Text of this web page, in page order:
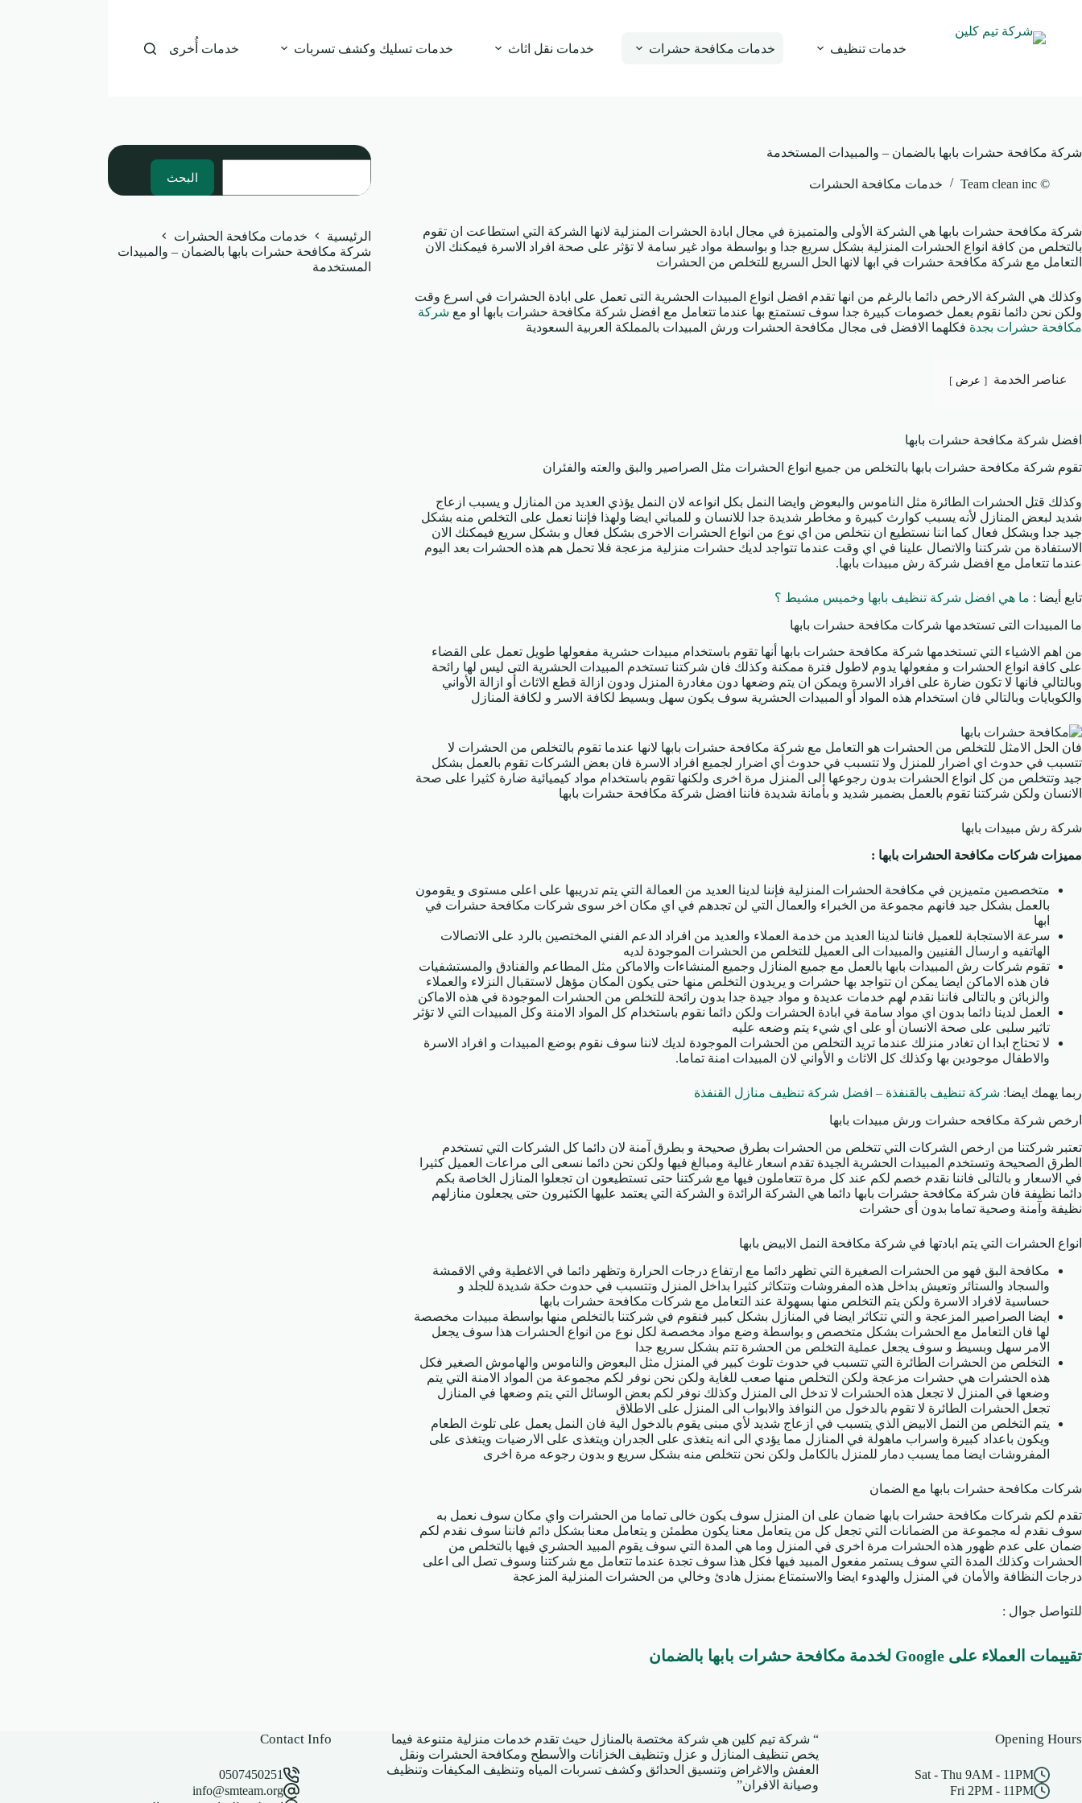
المحتوى
خدمات تنظيف خدمات مكافحة حشرات خدمات نقل اثاث خدمات تسليك وكشف تسربات خدمات أُخرى
شركة مكافحة حشرات بابها بالضمان – والمبيدات المستخدمة
© Team clean inc خدمات مكافحة الحشرات
شركة مكافحة حشرات بابها هي الشركة الأولى والمتميزة في مجال ابادة الحشرات المنزلية لانها الشركة التي استطاعت ان تقوم
بالتخلص من كافة انواع الحشرات المنزلية بشكل سريع جدا و بواسطة مواد غير سامة لا تؤثر على صحة افراد الاسرة فيمكنك الان
التعامل مع شركة مكافحة حشرات في ابها لانها الحل السريع للتخلص من الحشرات
وكذلك هي الشركة الارخص دائما بالرغم من انها تقدم افضل انواع المبيدات الحشرية التى تعمل على ابادة الحشرات في اسرع وقت
ولكن نحن دائما نقوم بعمل خصومات كبيرة جدا سوف تستمتع بها عندما تتعامل مع افضل شركة مكافحة حشرات بابها او مع شركة
مكافحة حشرات بجدة فكلهما الافضل فى مجال مكافحة الحشرات ورش المبيدات بالمملكة العربية السعودية
عناصر الخدمة عرض
افضل شركة مكافحة حشرات بابها
تقوم شركة مكافحة حشرات بابها بالتخلص من جميع انواع الحشرات مثل الصراصير والبق والعته والفئران
وكذلك قتل الحشرات الطائرة مثل الناموس والبعوض وايضا النمل بكل انواعه لان النمل يؤذي العديد من المنازل و يسبب ازعاج
شديد لبعض المنازل لأنه يسبب كوارث كبيرة و مخاطر شديدة جدا للانسان و للمباني ايضا ولهذا فإننا نعمل على التخلص منه بشكل
جيد جدا وبشكل فعال كما اننا نستطيع ان نتخلص من اي نوع من انواع الحشرات الاخرى بشكل فعال و بشكل سريع فيمكنك الان
الاستفادة من شركتنا والاتصال علينا في اي وقت عندما تتواجد لديك حشرات منزلية مزعجة فلا تحمل هم هذه الحشرات بعد اليوم
عندما تتعامل مع افضل شركة رش مبيدات بابها.
تابع أيضا : ما هي افضل شركة تنظيف بابها وخميس مشيط ؟
ما المبيدات التى تستخدمها شركات مكافحة حشرات بابها
من اهم الاشياء التي تستخدمها شركة مكافحة حشرات بابها أنها تقوم باستخدام مبيدات حشرية مفعولها طويل تعمل على القضاء
على كافة انواع الحشرات و مفعولها يدوم لاطول فترة ممكنة وكذلك فان شركتنا تستخدم المبيدات الحشرية التى ليس لها رائحة
وبالتالي فانها لا تكون ضارة على افراد الاسرة ويمكن ان يتم وضعها دون مغادرة المنزل ودون ازالة قطع الاثاث أو ازالة الأواني
والكوبايات وبالتالي فان استخدام هذه المواد أو المبيدات الحشرية سوف يكون سهل وبسيط لكافة الاسر و لكافة المنازل
فان الحل الامثل للتخلص من الحشرات هو التعامل مع شركة مكافحة حشرات بابها لانها عندما تقوم بالتخلص من الحشرات لا
تتسبب في حدوث اي اضرار للمنزل ولا تتسبب في حدوث أي اضرار لجميع افراد الاسرة فان بعض الشركات تقوم بالعمل بشكل
جيد وتتخلص من كل انواع الحشرات بدون رجوعها الى المنزل مرة اخرى ولكنها تقوم باستخدام مواد كيميائية ضارة كثيرا على صحة
الانسان ولكن شركتنا تقوم بالعمل بضمير شديد و بأمانة شديدة فاننا افضل شركة مكافحة حشرات بابها
شركة رش مبيدات بابها
مميزات شركات مكافحة الحشرات بابها :
متخصصين متميزين في مكافحة الحشرات المنزلية فإننا لدينا العديد من العمالة التي يتم تدريبها على اعلى مستوى و يقومون
بالعمل بشكل جيد فانهم مجموعة من الخبراء والعمال التي لن تجدهم في اي مكان اخر سوى شركات مكافحة حشرات في
ابها
سرعة الاستجابة للعميل فاننا لدينا العديد من خدمة العملاء والعديد من افراد الدعم الفني المختصين بالرد على الاتصالات
الهاتفيه و ارسال الفنيين والمبيدات الى العميل للتخلص من الحشرات الموجودة لديه
تقوم شركات رش المبيدات بابها بالعمل مع جميع المنازل وجميع المنشاءات والاماكن مثل المطاعم والفنادق والمستشفيات
فان هذه الاماكن ايضا يمكن ان تتواجد بها حشرات و يريدون التخلص منها حتى يكون المكان مؤهل لاستقبال النزلاء والعملاء
والزبائن و بالتالى فاننا نقدم لهم خدمات عديدة و مواد جيدة جدا بدون رائحة للتخلص من الحشرات الموجودة في هذه الاماكن
العمل لدينا دائما بدون اي مواد سامة في ابادة الحشرات ولكن دائما نقوم باستخدام كل المواد الامنة وكل المبيدات التي لا تؤثر
تاثير سلبى على صحة الانسان أو على اي شيء يتم وضعه عليه
لا تحتاج ابدا ان تغادر منزلك عندما تريد التخلص من الحشرات الموجودة لديك لاننا سوف نقوم بوضع المبيدات و افراد الاسرة
والاطفال موجودين بها وكذلك كل الاثاث و الأواني لان المبيدات امنة تماما.
ربما يهمك ايضا: شركة تنظيف بالقنفذة – افضل شركة تنظيف منازل القنفذة
ارخص شركة مكافحه حشرات ورش مبيدات بابها
تعتبر شركتنا من ارخص الشركات التي تتخلص من الحشرات بطرق صحيحة و بطرق آمنة لان دائما كل الشركات التي تستخدم
الطرق الصحيحة وتستخدم المبيدات الحشرية الجيدة تقدم اسعار غالية ومبالغ فيها ولكن نحن دائما نسعى الى مراعات العميل كثيرا
في الاسعار و بالتالى فاننا نقدم خصم لكم عند كل مرة تتعاملون فيها مع شركتنا حتى تستطيعون ان تجعلوا المنازل الخاصة بكم
دائما نظيفة فان شركة مكافحة حشرات بابها دائما هي الشركة الرائدة و الشركة التي يعتمد عليها الكثيرون حتى يجعلون منازلهم
نظيفة وآمنة وصحية تماما بدون أى حشرات
انواع الحشرات التي يتم ابادتها في شركة مكافحة النمل الابيض بابها
مكافحة البق فهو من الحشرات الصغيرة التي تظهر دائما مع ارتفاع درجات الحرارة وتظهر دائما في الاغطية وفي الاقمشة
والسجاد والستائر وتعيش بداخل هذه المفروشات وتتكاثر كثيرا بداخل المنزل وتتسبب في حدوث حكة شديدة للجلد و
حساسية لافراد الاسرة ولكن يتم التخلص منها بسهولة عند التعامل مع شركات مكافحة حشرات بابها
ايضا الصراصير المزعجة و التي تتكاثر ايضا في المنازل بشكل كبير فنقوم في شركتنا بالتخلص منها بواسطة مبيدات مخصصة
لها فان التعامل مع الحشرات بشكل متخصص و بواسطة وضع مواد مخصصة لكل نوع من انواع الحشرات هذا سوف يجعل
الامر سهل وبسيط و سوف يجعل عملية التخلص من الحشرة تتم بشكل سريع جدا
التخلص من الحشرات الطائرة التي تتسبب في حدوث تلوث كبير في المنزل مثل البعوض والناموس والهاموش الصغير فكل
هذه الحشرات هي حشرات مزعجة ولكن التخلص منها صعب للغاية ولكن نحن نوفر لكم مجموعة من المواد الامنة التي يتم
وضعها في المنزل لا تجعل هذه الحشرات لا تدخل الى المنزل وكذلك نوفر لكم بعض الوسائل التي يتم وضعها في المنازل
تجعل الحشرات الطائرة لا تقوم بالدخول من النوافذ والابواب الى المنزل على الاطلاق
يتم التخلص من النمل الابيض الذي يتسبب في ازعاج شديد لأي مبنى يقوم بالدخول الية فان النمل يعمل على تلوث الطعام
ويكون باعداد كبيرة واسراب ماهولة في المنازل مما يؤدي الى انه يتغذى على الجدران ويتغذى على الارضيات ويتغذى على
المفروشات ايضا مما يسبب دمار للمنزل بالكامل ولكن نحن نتخلص منه بشكل سريع و بدون رجوعه مرة اخرى
شركات مكافحة حشرات بابها مع الضمان
تقدم لكم شركات مكافحة حشرات بابها ضمان على ان المنزل سوف يكون خالى تماما من الحشرات واي مكان سوف نعمل به
سوف نقدم له مجموعة من الضمانات التي تجعل كل من يتعامل معنا يكون مطمئن و يتعامل معنا بشكل دائم فاننا سوف نقدم لكم
ضمان على عدم ظهور هذه الحشرات مرة اخرى في المنزل وما هي المدة التي سوف يقوم المبيد الحشري فيها بالتخلص من
الحشرات وكذلك المدة التي سوف يستمر مفعول المبيد فيها فكل هذا سوف تجدة عندما تتعامل مع شركتنا وسوف تصل الى اعلى
درجات النظافة والأمان في المنزل والهدوء ايضا والاستمتاع بمنزل هادئ وخالي من الحشرات المنزلية المزعجة
للتواصل جوال :
تقييمات العملاء على Google لخدمة مكافحة حشرات بابها بالضمان
البحث
البحث
الرئيسية
خدمات مكافحة الحشرات
شركة مكافحة حشرات بابها بالضمان – والمبيدات
المستخدمة
Opening Hours
Sat - Thu 9AM - 11PM
Fri 2PM - 11PM
“ شركة تيم كلين هي شركة مختصة بالمنازل حيث تقدم خدمات منزلية متنوعة فيما
يخص تنظيف المنازل و عزل وتنظيف الخزانات والأسطح ومكافحة الحشرات ونقل
العفش والاغراض وتنسيق الحدائق وكشف تسربات المياه وتنظيف المكيفات وتنظيف
وصيانة الافران”
Contact Info
0507450251
info@smteam.org